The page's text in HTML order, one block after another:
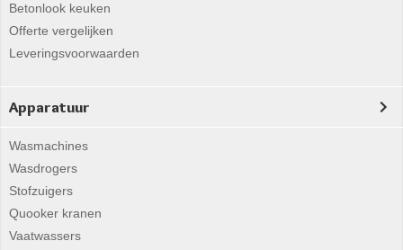
Betonlook keuken
Offerte vergelijken
Leveringsvoorwaarden
Apparatuur
Wasmachines
Wasdrogers
Stofzuigers
Quooker kranen
Vaatwassers